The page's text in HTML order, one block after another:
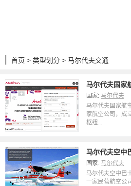
首页 > 类型划分 > 马尔代夫交通
马尔代夫国家
国家: 马尔代夫
马尔代夫国家航
家航空公司，成
枢纽...
马尔代夫空中
国家: 马尔代夫
马尔代夫空中巴
一家民营航空公